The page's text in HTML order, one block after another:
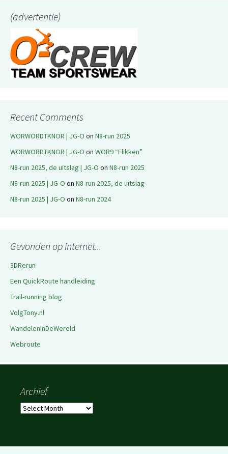
(advertentie)
Recent Comments
WORWORDTKNOR | JG-O on N8-run 2025
WORWORDTKNOR | JG-O on WOR9 “Flikken”
N8-run 2025, de uitslag | JG-O on N8-run 2025
N8-run 2025 | JG-O on N8-run 2025, de uitslag
N8-run 2025 | JG-O on N8-run 2024
Gevonden op internet...
3DRerun
Een QuickRoute handleiding
Trail-running blog
VolgTony.nl
WandelenInDeWereld
Webroute
Archief
Archief